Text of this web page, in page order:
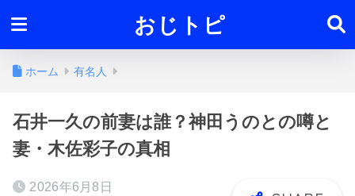
おじトピ
ホーム 有名人
石井一久の前妻は誰？神田うのとの噂と
妻・木佐彩子の真相
2026年6月8日